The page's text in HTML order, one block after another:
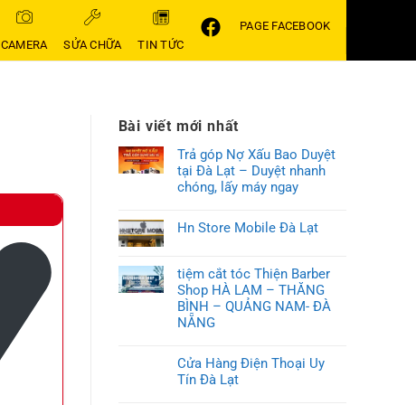
CAMERA SỬA CHỮA TIN TỨC
PAGE FACEBOOK
Bài viết mới nhất
Trả góp Nợ Xấu Bao Duyệt
tại Đà Lạt – Duyệt nhanh
chóng, lấy máy ngay
Hn Store Mobile Đà Lạt
tiệm cắt tóc Thiện Barber
Shop HÀ LAM – THĂNG
BÌNH – QUẢNG NAM- ĐÀ
NẴNG
Cửa Hàng Điện Thoại Uy
Tín Đà Lạt